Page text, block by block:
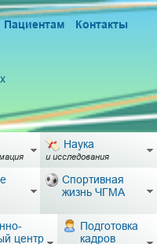
Пациентам
Контакты
Наука
и исследования
Спортивная
жизнь ЧГМА
центр
Подготовка
кадров